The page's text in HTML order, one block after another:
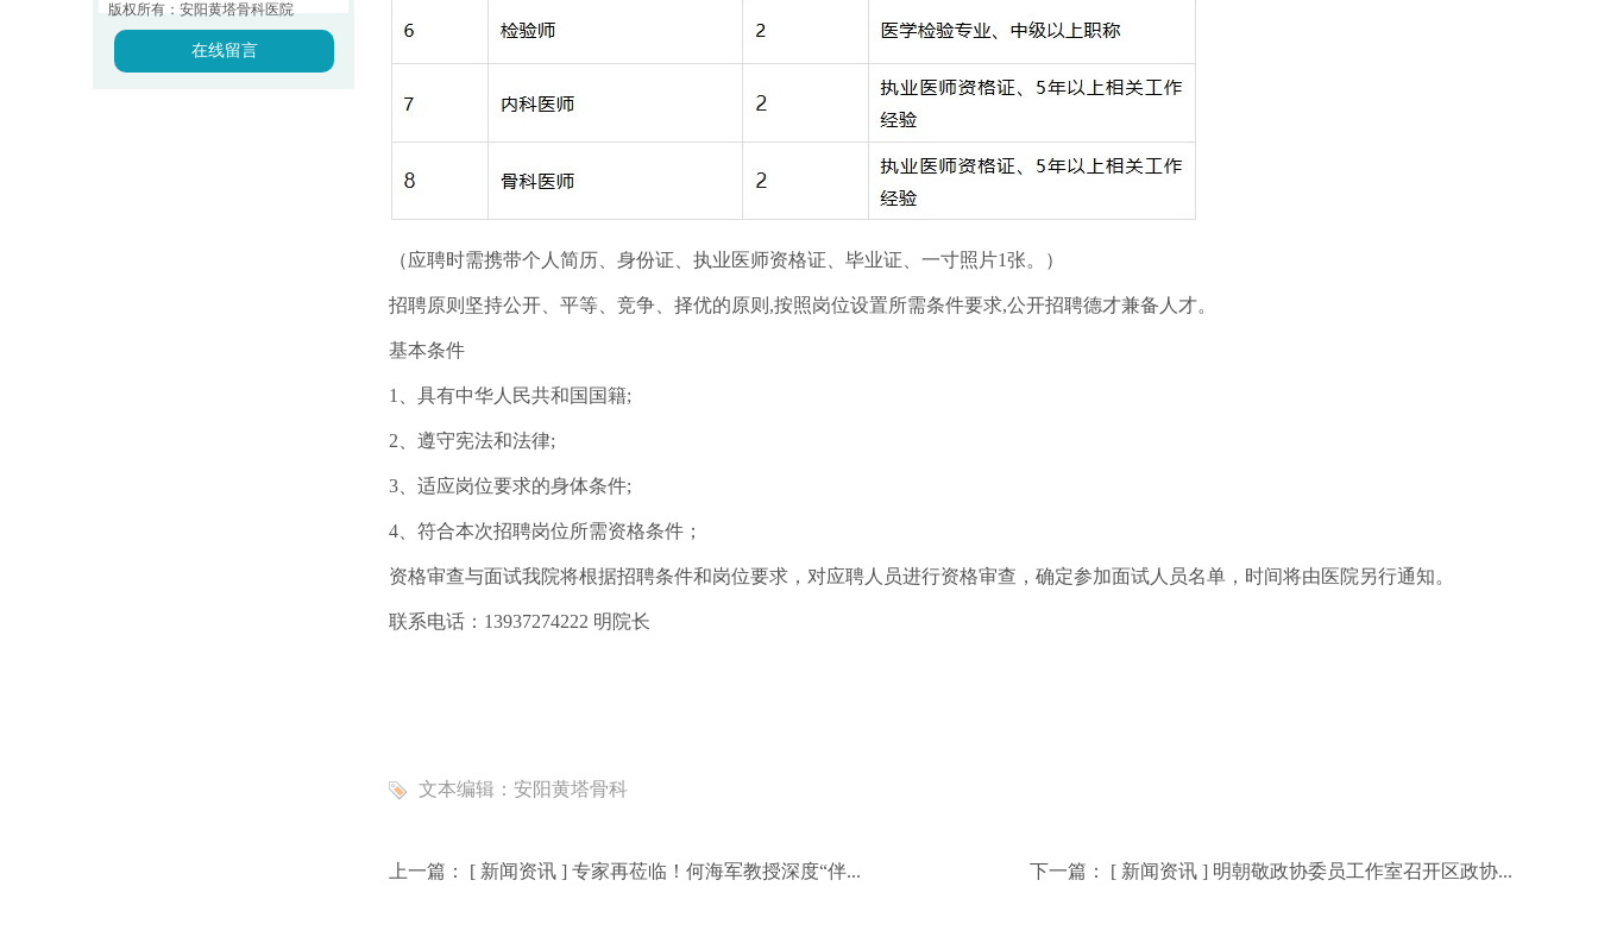
版权所有：安阳黄塔骨科医院
在线留言
（应聘时需携带个人简历、身份证、执业医师资格证、毕业证、一寸照片1张。）
招聘原则坚持公开、平等、竞争、择优的原则,按照岗位设置所需条件要求,公开招聘德才兼备人才。
基本条件
1、具有中华人民共和国国籍;
2、遵守宪法和法律;
3、适应岗位要求的身体条件;
4、符合本次招聘岗位所需资格条件；
资格审查与面试我院将根据招聘条件和岗位要求，对应聘人员进行资格审查，确定参加面试人员名单，时间将由医院另行通知。
联系电话：13937274222 明院长
文本编辑： 安阳黄塔骨科
上一篇： [ 新闻资讯 ] 专家再莅临！何海军教授深度“伴... 下一篇： [ 新闻资讯 ] 明朝敬政协委员工作室召开区政协...